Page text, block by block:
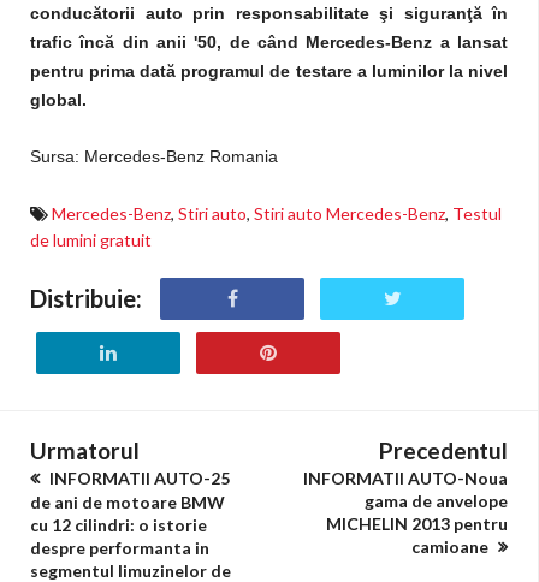
conducătorii auto prin responsabilitate şi siguranţăîn
trafic încă din anii '50, de când Mercedes-Benz a lansat
pentru prima dată programul de testare a luminilor la nivel
global.
Sursa: Mercedes-Benz Romania
Mercedes-Benz, Stiri auto, Stiri auto Mercedes-Benz, Testul
de lumini gratuit
Distribuie:
Urmatorul
INFORMATII AUTO-25
de ani de motoare BMW
cu 12 cilindri: o istorie
despre performanta in
segmentul limuzinelor de
Precedentul
INFORMATII AUTO-Noua
gama de anvelope
MICHELIN 2013 pentru
camioane